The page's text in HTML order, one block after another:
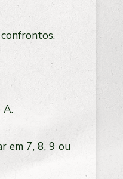
A.
em 7, 8, 9 ou